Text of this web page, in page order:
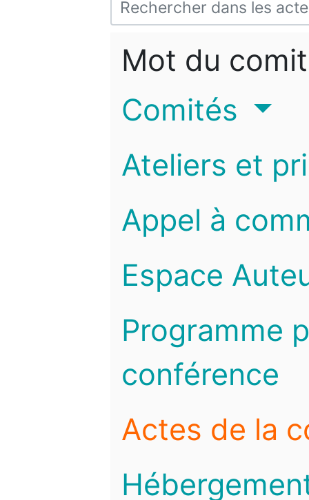
Mot du
Comités
Ateliers et
Appel à
Espace
Programme
conférence
Actes de la